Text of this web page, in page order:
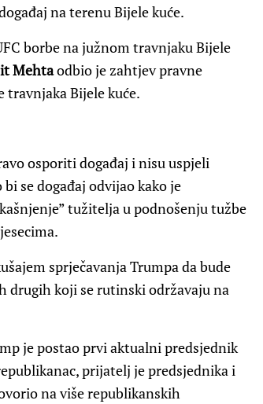
na terenu Bijele kuće.
borbe na južnom travnjaku Bijele
Mehtaodbio je zahtjev pravne
travnjaka Bijele kuće.
osporiti događaj i nisu uspjeli
se događaj odvijao kako je
tužitelja u podnošenju tužbe
sprječavanja Trumpa da bude
drugih koji se rutinski održavaju na
je postao prvi aktualni predsjednik
prijatelj je predsjednika i
na više republikanskih